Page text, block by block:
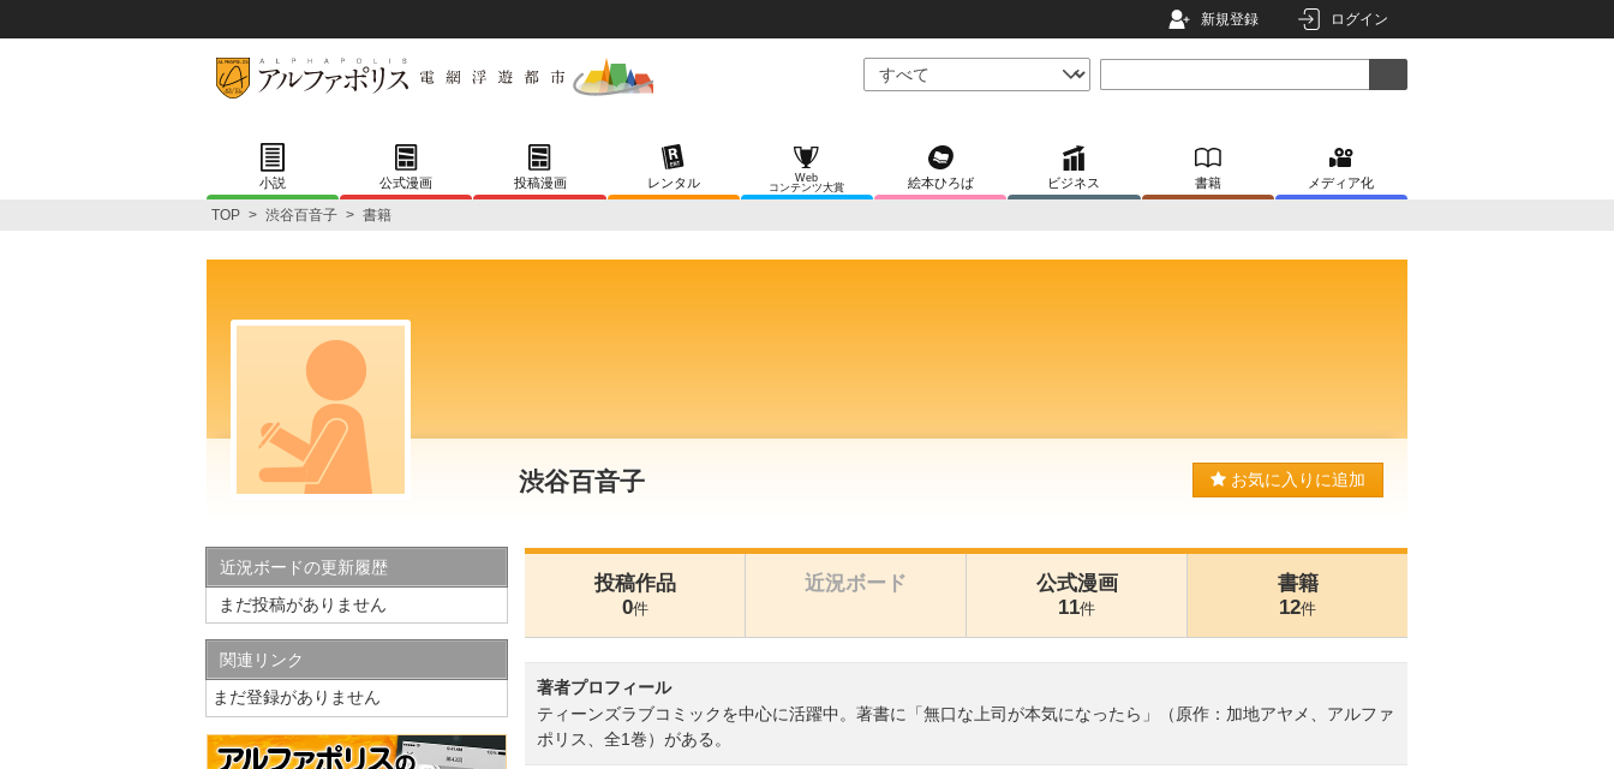
新規登録 ログイン
小説 公式漫画 投稿漫画 レンタル
Web
コンテンツ大賞
絵本ひろば ビジネス 書籍 メディア化
TOP > 渋谷百音子 > 書籍
渋谷百音子 お気に入りに追加
投稿作品
0件
近況ボード
公式漫画
11件
書籍
12件
著者プロフィール
ティーンズラブコミックを中心に活躍中。著書に「無口な上司が本気になったら」（原作：加地アヤメ、アルファ
ポリス、全1巻）がある。
近況ボードの更新履歴
まだ投稿がありません
関連リンク
まだ登録がありません